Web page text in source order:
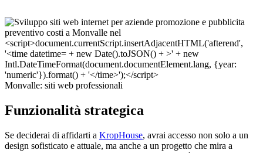
Monvalle: siti web professionali
Funzionalità strategica
Se deciderai di affidarti a KropHouse, avrai accesso non solo a un
design sofisticato e attuale, ma anche a un progetto che mira a